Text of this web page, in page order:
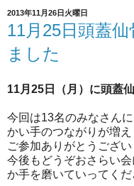
2013年11月26日火曜日
11月25日頭蓋
ました
11月25日（月）に頭蓋
今回は13名のみなさん
かい手のつながりが増え
ご参加ありがとうござい
今後もどうぞおさらい
か手を磨いていってくだ